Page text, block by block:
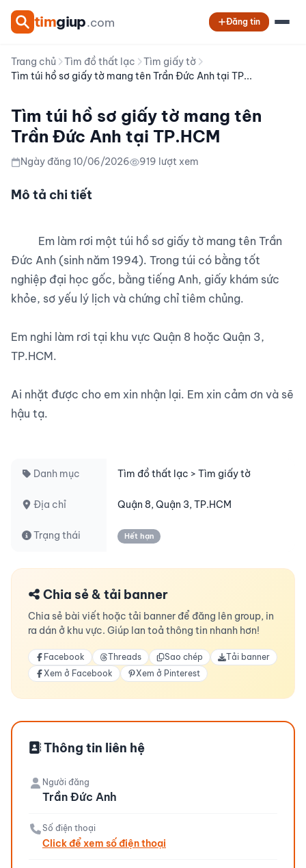
timgiup.com Đăng tin
Trang chủ Tìm đồ thất lạc
Tìm giấy tờ
Tìm túi hồ sơ giấy tờ mang tên Trần Đức Anh tại TP...
Tìm túi hồ sơ giấy tờ mang tên
Trần Đức Anh tại TP.HCM
Ngày đăng 10/06/2026 919 lượt xem
Mô tả chi tiết
Đức Anh (sinh năm 1994). Trong túi có bằng tốt
nghiệp đại học gốc, bằng tiếng Anh, giấy khám sức
khỏe, sơ yếu lý lịch và chứng chỉ tiêm chủng.
Em nghi làm rơi tại khu vực Quận 8 hoặc Quận 3,
TP.HCM.
Ai nhặt được cho em xin nhận lại. Em xin cảm ơn và sẽ
hậu tạ.
Danh mục Tìm đồ thất lạc > Tìm giấy tờ
Địa chỉ Quận 8, Quận 3, TP.HCM
Trạng thái Hết hạn
Chia sẻ & tải banner
Chia sẻ bài viết hoặc tải banner để đăng lên group, in
ra dán ở khu vực. Giúp lan toả thông tin nhanh hơn!
Facebook Threads Sao chép
Tải banner
Xem ở Facebook
Xem ở Pinterest
Thông tin liên hệ
Người đăng
Trần Đức Anh
Số điện thoại
Click để xem số điện thoại